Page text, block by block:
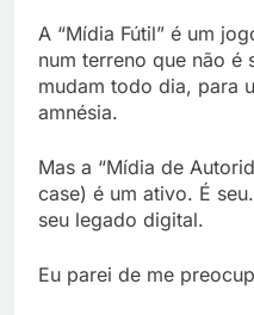
A “Mídia Fútil” é um
num terreno que não é
mudam todo dia, para
amnésia.
Mas a “Mídia de
case) é um ativo. É
seu legado digital.
Eu parei de me